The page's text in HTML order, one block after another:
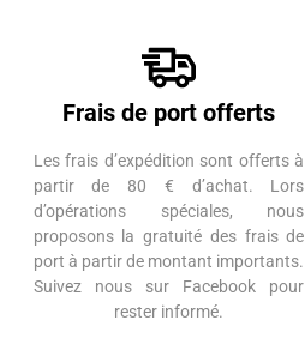
Frais de port offerts
Les frais d’expédition sont offerts à
partir de 80 € d’achat. Lors
d’opérations spéciales, nous
proposons la gratuité des frais de
port à partir de montant importants.
Suivez nous sur Facebook pour
rester informé.